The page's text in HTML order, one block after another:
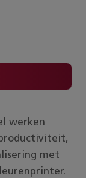
werken
met